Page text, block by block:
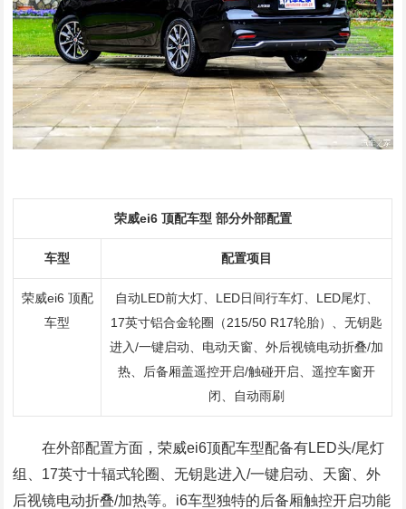
荣威ei6 顶配车型 部分外部配置
车型 配置项目
荣威ei6 顶配
车型
自动LED前大灯、LED日间行车灯、LED尾灯、
17英寸铝合金轮圈（215/50 R17轮胎）、无钥匙
进入/一键启动、电动天窗、外后视镜电动折叠/加
热、后备厢盖遥控开启/触碰开启、遥控车窗开
闭、自动雨刷
在外部配置方面，荣威ei6顶配车型配备有LED头/尾灯
组、17英寸十辐式轮圈、无钥匙进入/一键启动、天窗、外
后视镜电动折叠/加热等。i6车型独特的后备厢触控开启功能